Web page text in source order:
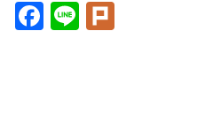
Facebook(另
開
Line(另
開